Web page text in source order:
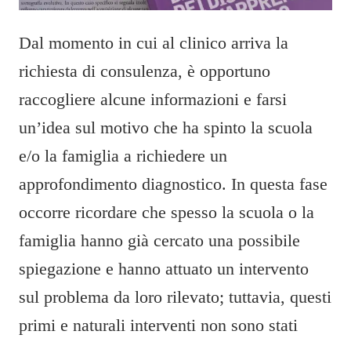
b
a
2
6
Dal momento in cui al clinico arriva la
richiesta di consulenza, è opportuno
raccogliere alcune informazioni e farsi
un’idea sul motivo che ha spinto la scuola
e/o la famiglia a richiedere un
approfondimento diagnostico. In questa fase
occorre ricordare che spesso la scuola o la
famiglia hanno già cercato una possibile
spiegazione e hanno attuato un intervento
sul problema da loro rilevato; tuttavia, questi
primi e naturali interventi non sono stati